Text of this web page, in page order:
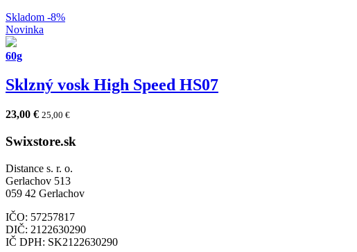
Skladom -8%
Novinka
60g
Sklzný vosk High Speed HS07
23,00 € 25,00 €
Swixstore.sk
Distance s. r. o.
Gerlachov 513
059 42 Gerlachov
IČO: 57257817
DIČ: 2122630290
IČ DPH: SK2122630290